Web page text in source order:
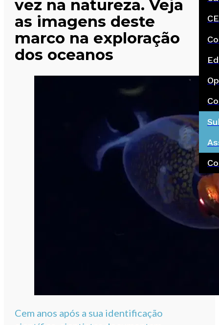
vez na natureza. Veja
as imagens deste
marco na exploração
dos oceanos
Cem anos após a sua identificação